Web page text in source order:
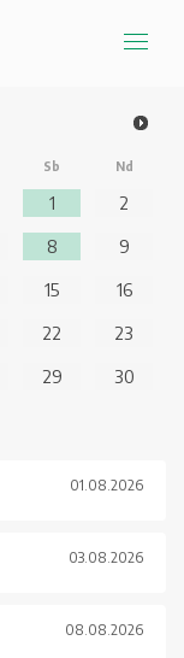
Sb Nd
1
2
8
9
15
16
22
23
29
30
01.08.2026
03.08.2026
08.08.2026